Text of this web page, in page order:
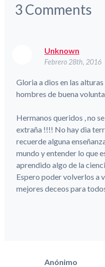
3 Comments
Unknown
Febrero 28th, 2016
Gloria a dios en las
hombres de buena
Hermanos queridos , no
extraña !!!! No hay dia
recuerde alguna
mundo y entender lo que
aprendido algo de la
Espero poder volverlos a
mejores deceos para
Anónimo